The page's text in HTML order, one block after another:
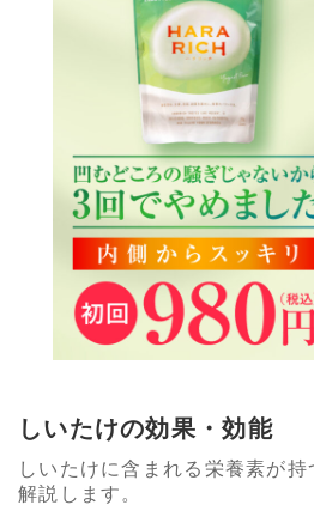
しいたけの効果・効能
しいたけに含まれる栄養素が
解説します。